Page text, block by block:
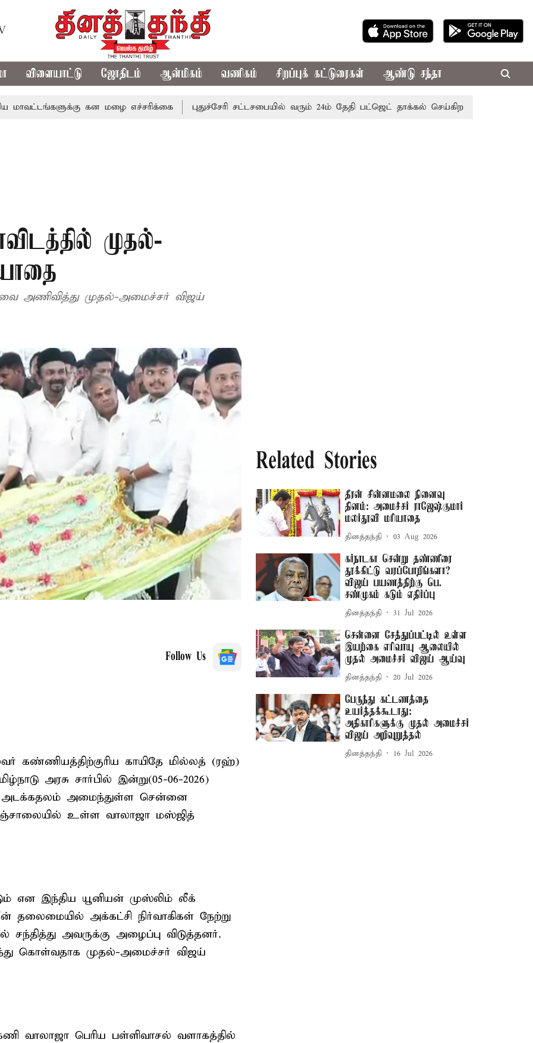
விளையாட்டு ஜோதிடம் ஆன்மிகம் வணிகம் சிறப்புக் கட்டுரைகள் ஆண்டு சந்தா
கன மழை எச்சரிக்கை புதுச்சேரி சட்டசபையில் வரும் 24ம் தேதி பட்ஜெட் தாக்கல் செய்கிறார் முதல்-அமைச்சர்
முதல்-
அணிவித்து முதல்-அமைச்சர் விஜய்
Follow Us
கண்ணியத்திற்குரிய காயிதே மில்லத் (ரஹ்)
அரசு சார்பில் இன்று(05-06-2026)
அடக்கதலம் அமைந்துள்ள சென்னை
உள்ள வாலாஜா மஸ்ஜித்
என இந்திய யூனியன் முஸ்லிம் லீக்
தலைமையில் அக்கட்சி நிர்வாகிகள் நேற்று
அவருக்கு அழைப்பு விடுத்தனர்.
கொள்வதாக முதல்-அமைச்சர் விஜய்
வாலாஜா பெரிய பள்ளிவாசல் வளாகத்தில்
Related Stories
தீரன் சின்னமலை நினைவு
தினம்: அமைச்சர் ராஜேஷ்குமார்
மலர்தூவி மரியாதை
தினத்தந்தி 03 Aug 2026
கர்நாடகா சென்று தண்ணீரை
தூக்கிட்டு வரப்போறீங்களா? –
விஜய் பயணத்திற்கு பெ.
சண்முகம் கடும் எதிர்ப்பு
தினத்தந்தி 31 Jul 2026
சென்னை சேத்துப்பட்டில் உள்ள
இயற்கை எரிவாயு ஆலையில்
முதல் அமைச்சர் விஜய் ஆய்வு
தினத்தந்தி 20 Jul 2026
பேருந்து கட்டணத்தை
உயர்த்தக்கூடாது:
அதிகாரிகளுக்கு முதல் அமைச்சர்
விஜய் அறிவுறுத்தல்
தினத்தந்தி 16 Jul 2026